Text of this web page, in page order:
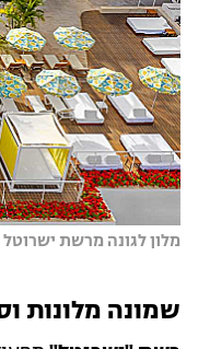
מלון לגונה מרשת ישרוטל
שמונה מלונות